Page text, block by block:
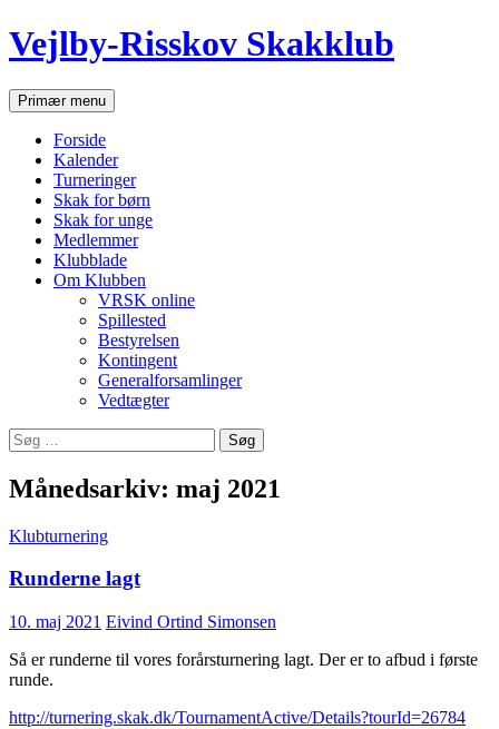
Hop
til
Vejlby-Risskov Skakklub
SøgPrimær menu
Forside
Kalender
Turneringer
Skak for børn
Skak for unge
Medlemmer
Klubblade
Om Klubben
VRSK online
Spillested
Bestyrelsen
Kontingent
Generalforsamlinger
Vedtægter
Søg
efter:
Månedsarkiv: maj 2021
Klubturnering
Runderne lagt
10. maj 2021 Eivind Ortind Simonsen
Så er runderne til vores forårsturnering lagt. Der er to afbud i første
runde.
http://turnering.skak.dk/TournamentActive/Details?tourId=26784